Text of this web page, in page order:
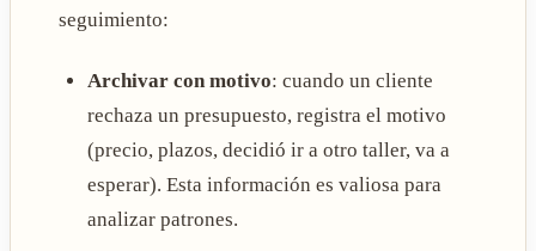
seguimiento:
Archivar con motivo: cuando un cliente
rechaza un presupuesto, registra el motivo
(precio, plazos, decidió ir a otro taller, va a
esperar). Esta información es valiosa para
analizar patrones.